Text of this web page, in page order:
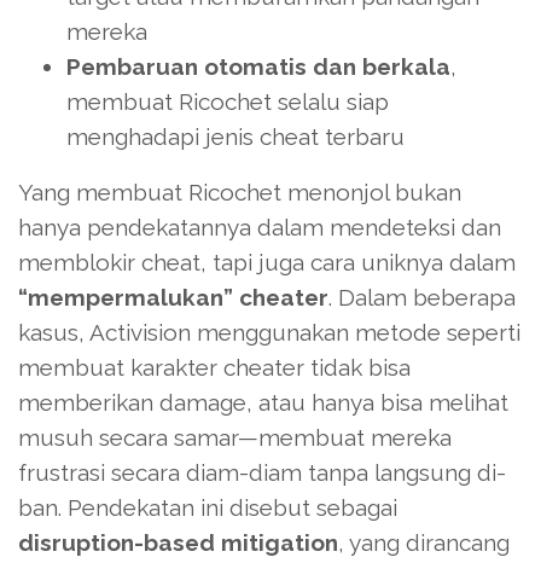
mereka
Pembaruan otomatis dan berkala,
membuat Ricochet selalu siap
menghadapi jenis cheat terbaru
Yang membuat Ricochet menonjol bukan
hanya pendekatannya dalam mendeteksi dan
memblokir cheat, tapi juga cara uniknya dalam
“mempermalukan” cheater. Dalam beberapa
kasus, Activision menggunakan metode seperti
membuat karakter cheater tidak bisa
memberikan damage, atau hanya bisa melihat
musuh secara samar—membuat mereka
frustrasi secara diam-diam tanpa langsung di-
ban. Pendekatan ini disebut sebagai
disruption-based mitigation, yang dirancang